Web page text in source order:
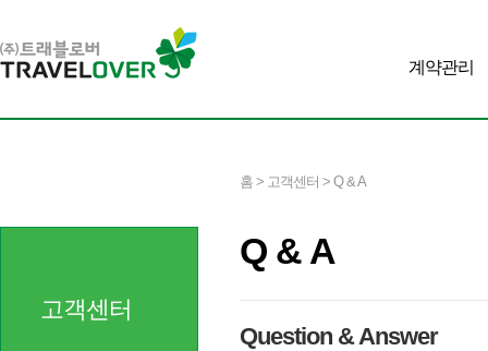
계약관리
고객센터
홈 > 고객센터 > Q & A
Q & A
Question & Answer